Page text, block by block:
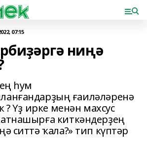
07:15
ниңә
һум
ғаиләләренә
? Үҙ ирке менән махсус
киткәндерҙең
ситтә ҡала?» тип күптәр